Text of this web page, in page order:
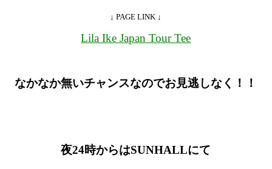
↓ PAGE LINK ↓
Lila Ike Japan Tour Tee
なかなか無いチャンスなのでお見逃しなく！！
夜24時からはSUNHALLにて